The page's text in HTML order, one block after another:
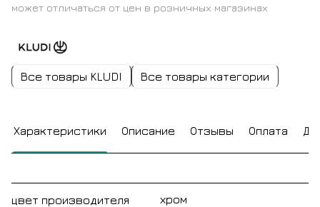
может отличаться от цен в розничных магазинах
Все товары KLUDI Все товары категории
Характеристики Описание Отзывы Оплата
цвет производителя хром